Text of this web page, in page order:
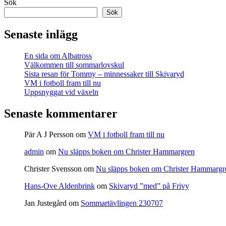
Sök
Sök
Senaste inlägg
En sida om Albatross
Välkommen till sommarlovskul
Sista resan för Tommy – minnessaker till Skivaryd
VM i fotboll fram till nu
Uppsnyggat vid växeln
Senaste kommentarer
Pär A J Persson om VM i fotboll fram till nu
admin om Nu släpps boken om Christer Hammargren
Christer Svensson om Nu släpps boken om Christer
Hans-Ove Aldenbrink om Skivaryd ”med” på Frivy
Jan Justegård om Sommartävlingen 230707